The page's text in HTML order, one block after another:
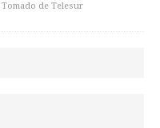
Tomado de Telesur